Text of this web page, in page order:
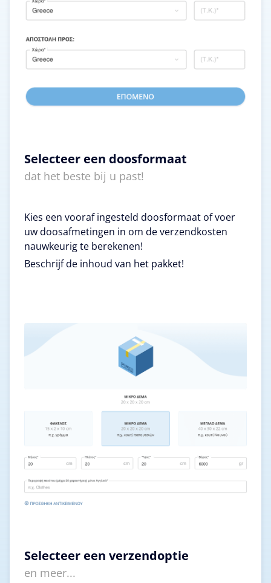
Selecteer een doosformaat
dat het beste bij u past!
Kies een vooraf ingesteld doosformaat of voer
uw doosafmetingen in om de verzendkosten
nauwkeurig te berekenen!
Beschrijf de inhoud van het pakket!
Selecteer een verzendoptie
en meer...